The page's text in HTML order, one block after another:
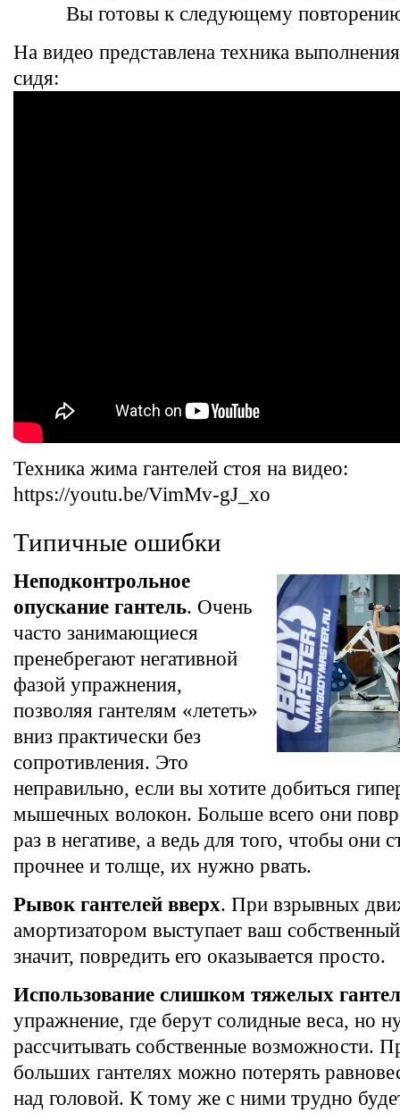
Вы готовы к следующему
На видео представлена техника
сидя:
Техника жима гантелей стоя на видео:
https://youtu.be/VimMv-gJ_xo
Типичные ошибки
Неподконтрольное
опускание гантель. Очень
часто занимающиеся
пренебрегают негативной
фазой упражнения,
позволяя гантелям «лететь»
вниз практически без
сопротивления. Это
неправильно, если вы хотите добиться
мышечных волокон. Больше всего они
раз в негативе, а ведь для того, чтобы они
прочнее и толще, их нужно рвать.
Рывок гантелей вверх. При взрывных
амортизатором выступает ваш
значит, повредить его оказывается просто.
Использование слишком тяжелых
упражнение, где берут солидные веса, но
рассчитывать собственные возможности.
больших гантелях можно потерять
над головой. К тому же с ними трудно